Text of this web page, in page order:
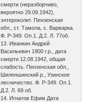
смерти (неразборчиво,
вероятно 29.09.1942),
энтероколит. Пензенская
обл., ст. Тамола, с. Варварка.
Ф. Р-349. Оп.1. Д.2. Л. 77об.
13. Иванкин Андрей
Васильевич 1900 г.р., дата
смерти 12.08.1942, общая
слабость. Пензенская обл.,
Шиленшинский р., Узинское
лесничество. Ф. Р-349. Оп.1.
Д.2. Л. 69 об.
14. Игнатов Ефим Дата